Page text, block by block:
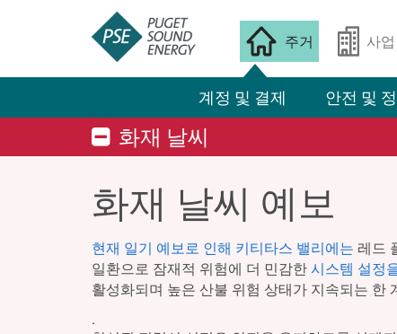
주거
계정 및 결제 안전 및
사업
화재 날씨
화재 날씨 예보
현재 일기 예보로 인해 키티타스 밸리에는 레드
일환으로 잠재적 위험에 더 민감한시스템 설정
활성화되며 높은 산불 위험 상태가 지속되는 한
.